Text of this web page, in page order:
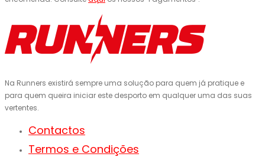
Na Runners existirá sempre uma solução para quem já pratique e
para quem queira iniciar este desporto em qualquer uma das suas
vertentes.
Contactos
Termos e Condições